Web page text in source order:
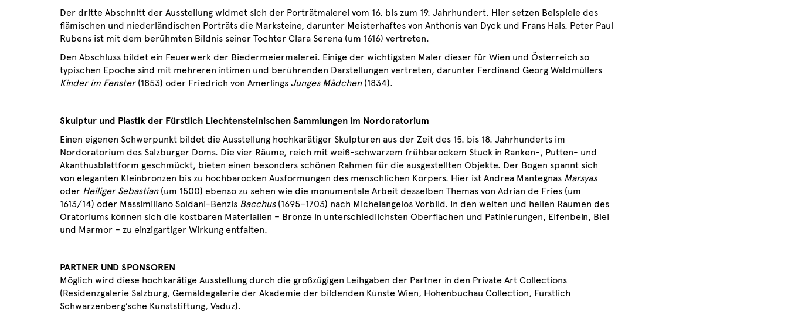
Der dritte Abschnitt der Ausstellung widmet sich der Porträtmalerei vom 16. bis zum 19. Jahrhundert. Hier setzen Beispiele des
flämischen und niederländischen Porträts die Marksteine, darunter Meisterhaftes von Anthonis van Dyck und Frans Hals. Peter Paul
Rubens ist mit dem berühmten Bildnis seiner Tochter Clara Serena (um 1616) vertreten.
Den Abschluss bildet ein Feuerwerk der Biedermeiermalerei. Einige der wichtigsten Maler dieser für Wien und Österreich so
typischen Epoche sind mit mehreren intimen und berührenden Darstellungen vertreten, darunter Ferdinand Georg Waldmüllers
Kinder im Fenster(1853) oder Friedrich von Amerlings Junges Mädchen(1834).
Skulptur und Plastik der Fürstlich Liechtensteinischen Sammlungen im Nordoratorium
Einen eigenen Schwerpunkt bildet die Ausstellung hochkarätiger Skulpturen aus der Zeit des 15. bis 18. Jahrhunderts im
Nordoratorium des Salzburger Doms. Die vier Räume, reich mit weiß-schwarzem frühbarockem Stuck in Ranken-, Putten- und
Akanthusblattform geschmückt, bieten einen besonders schönen Rahmen für die ausgestellten Objekte. Der Bogen spannt sich
von eleganten Kleinbronzen bis zu hochbarocken Ausformungen des menschlichen Körpers. Hier ist Andrea Mantegnas Marsyas
oder Heiliger Sebastian(um 1500) ebenso zu sehen wie die monumentale Arbeit desselben Themas von Adrian de Fries (um
1613/14) oder Massimiliano Soldani-Benzis Bacchus(1695–1703) nach Michelangelos Vorbild. In den weiten und hellen Räumen des
Oratoriums können sich die kostbaren Materialien – Bronze in unterschiedlichsten Oberflächen und Patinierungen, Elfenbein, Blei
und Marmor – zu einzigartiger Wirkung entfalten.
PARTNER UND SPONSOREN
Möglich wird diese hochkarätige Ausstellung durch die großzügigen Leihgaben der Partner in den Private Art Collections
(Residenzgalerie Salzburg, Gemäldegalerie der Akademie der bildenden Künste Wien, Hohenbuchau Collection, Fürstlich
Schwarzenberg’sche Kunststiftung, Vaduz).